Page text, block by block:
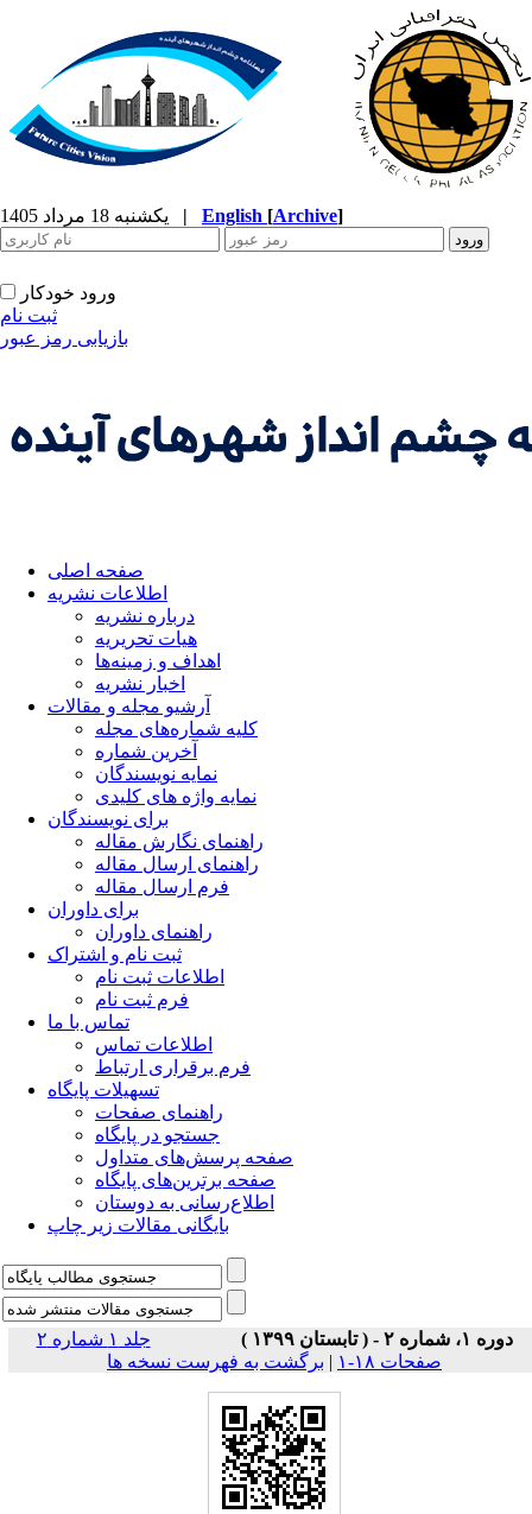
| English [Archive]
ورود خودکار
ثبت نام
بازیابی رمز عبور
صفحه اصلی
اطلاعات نشریه
درباره نشریه
هیات تحریریه
اهداف و زمینه‌ها
اخبار نشریه
آرشیو مجله و مقالات
کلیه شماره‌های مجله
آخرین شماره
نمایه نویسندگان
نمایه واژه های کلیدی
برای نویسندگان
راهنمای نگارش مقاله
راهنمای ارسال مقاله
فرم ارسال مقاله
برای داوران
راهنمای داوران
ثبت نام و اشتراک
اطلاعات ثبت نام
فرم ثبت نام
تماس با ما
اطلاعات تماس
فرم برقراری ارتباط
تسهیلات پایگاه
راهنمای صفحات
جستجو در پایگاه
صفحه پرسش‌های متداول
صفحه برترین‌های پایگاه
اطلاع‌رسانی به دوستان
بایگانی مقالات زیر چاپ
دوره ۱، شماره ۲ - ( تابستان ۱۳۹۹ )
جلد ۱ شماره ۲
صفحات ۱۸-۱
| برگشت به فهرست نسخه ها